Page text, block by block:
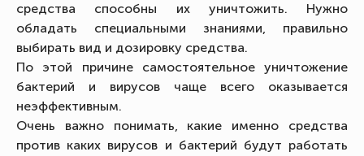
средства способны их уничтожить. Нужно
обладать специальными знаниями, правильно
выбирать вид и дозировку средства.
По этой причине самостоятельное уничтожение
бактерий и вирусов чаще всего оказывается
неэффективным.
Очень важно понимать, какие именно средства
против каких вирусов и бактерий будут работать